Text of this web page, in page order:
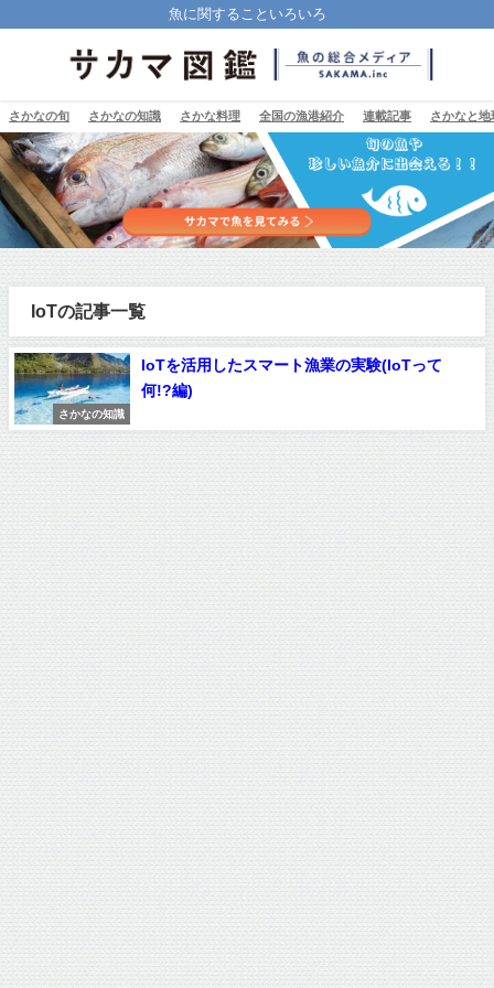
魚に関することいろいろ
さかなの旬 さかなの知識 さかな料理 全国の漁港紹介 連載記事 さかなと地
IoTの記事一覧
さかなの知識
IoTを活用したスマート漁業の実験(IoTって
何!?編)